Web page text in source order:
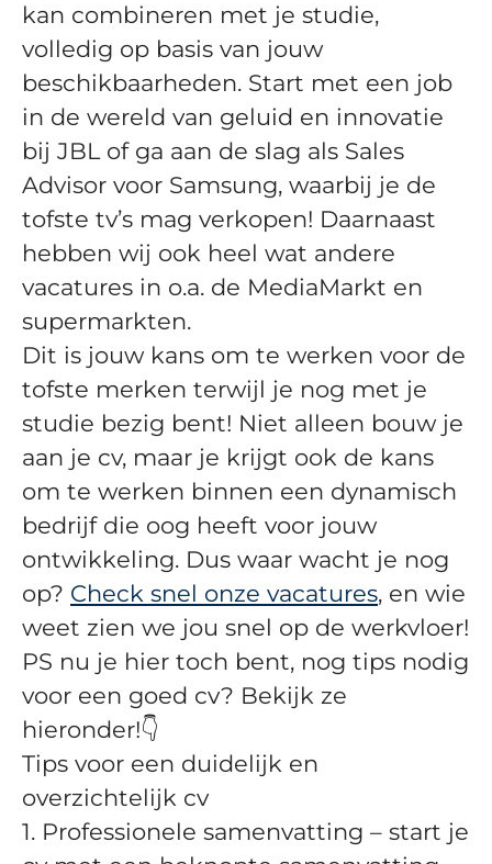
kan combineren met je studie,
volledig op basis van jouw
beschikbaarheden. Start met een job
in de wereld van geluid en innovatie
bij JBL of ga aan de slag als Sales
Advisor voor Samsung, waarbij je de
tofste tv’s mag verkopen! Daarnaast
hebben wij ook heel wat andere
vacatures in o.a. de MediaMarkt en
supermarkten.
Dit is jouw kans om te werken voor de
tofste merken terwijl je nog met je
studie bezig bent! Niet alleen bouw je
aan je cv, maar je krijgt ook de kans
om te werken binnen een dynamisch
bedrijf die oog heeft voor jouw
ontwikkeling. Dus waar wacht je nog
op? Check snel onze vacatures, en wie
weet zien we jou snel op de werkvloer!
PS nu je hier toch bent, nog tips nodig
voor een goed cv? Bekijk ze
hieronder!👇
Tips voor een duidelijk en
overzichtelijk cv
1. Professionele samenvatting – start je